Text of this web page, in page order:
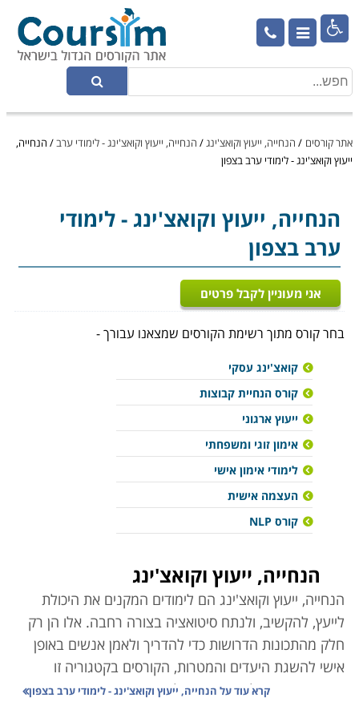

אתר קורסים / הנחייה, ייעוץ וקואצ'ינג/ הנחייה, ייעוץ וקואצ'ינג - לימודי ערב/ הנחייה,
ייעוץ וקואצ'ינג - לימודי ערב בצפון
הנחייה, ייעוץ וקואצ'ינג - לימודי
ערב בצפון
אני מעוניין לקבל פרטים
בחר קורס מתוך רשימת הקורסים שמצאנו עבורך -
קואצ'ינג עסקי
קורס הנחיית קבוצות
ייעוץ ארגוני
אימון זוגי ומשפחתי
לימודי אימון אישי
העצמה אישית
קורס NLP
הנחייה, ייעוץ וקואצ'ינג
הנחייה, ייעוץ וקואצ'ינג הם לימודים המקנים את היכולת
לייעץ, להקשיב, ולנתח סיטואציה בצורה רחבה. אלו הן רק
חלק מהתכונות הדרושות כדי להדריך ולאמן אנשים באופן
אישי להשגת היעדים והמטרות, הקורסים בקטגוריה זו
מעניקים את הכלים הדרושים לשם יצירת השינוי הפנימי
קרא עוד על הנחייה, ייעוץ וקואצ'ינג - לימודי ערב בצפון